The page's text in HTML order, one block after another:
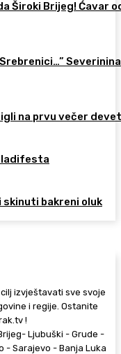
Široki Brijeg! Ćavar
Severinina
na prvu večer
skinuti bakreni oluk
izvještavati sve svoje
i regije. Ostanite
!
Ljubuški - Grude -
- Sarajevo - Banja Luka